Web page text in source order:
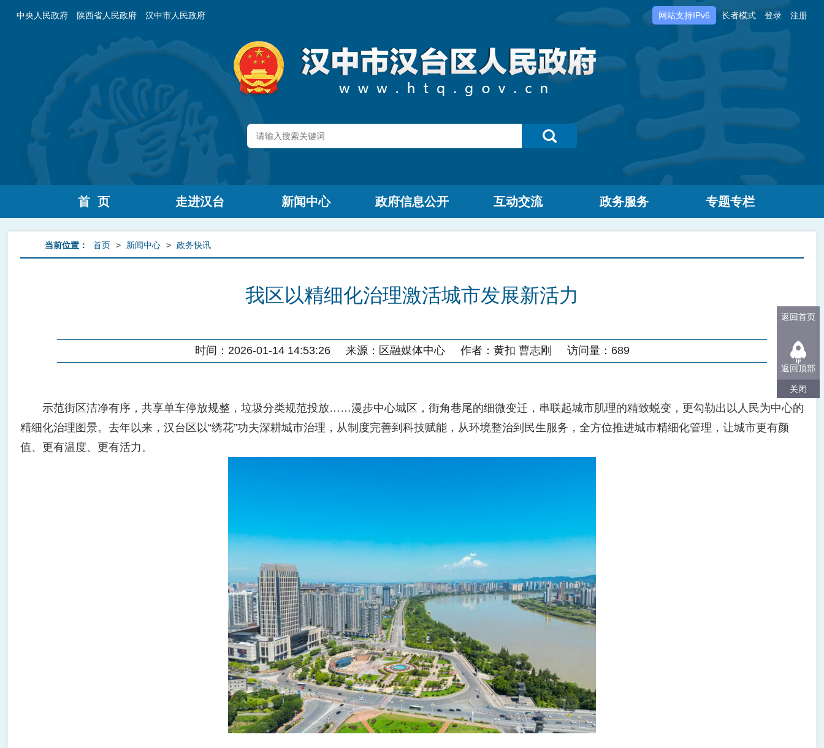
中央人民政府 陕西省人民政府 汉中市人民政府 网站支持IPv6 长者模式 登录 注册
首 页 走进汉台 新闻中心 政府信息公开 互动交流 政务服务 专题专栏
当前位置： 首页 > 新闻中心 > 政务快讯
我区以精细化治理激活城市发展新活力
时间：2026-01-14 14:53:26 来源： 区融媒体中心 作者： 黄扣 曹志刚 访问量： 689
示范街区洁净有序，共享单车停放规整，垃圾分类规范投放……漫步中心城区，街角巷尾的细微变迁，串联起城市肌理的精致蜕变，更勾勒出以人民为中心的
精细化治理图景。去年以来，汉台区以“绣花”功夫深耕城市治理，从制度完善到科技赋能，从环境整治到民生服务，全方位推进城市精细化管理，让城市更有颜
值、更有温度、更有活力。
返回首页
返回顶部
关闭